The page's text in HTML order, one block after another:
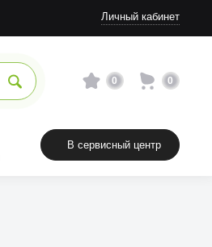
Личный кабинет
0 0
В сервисный центр